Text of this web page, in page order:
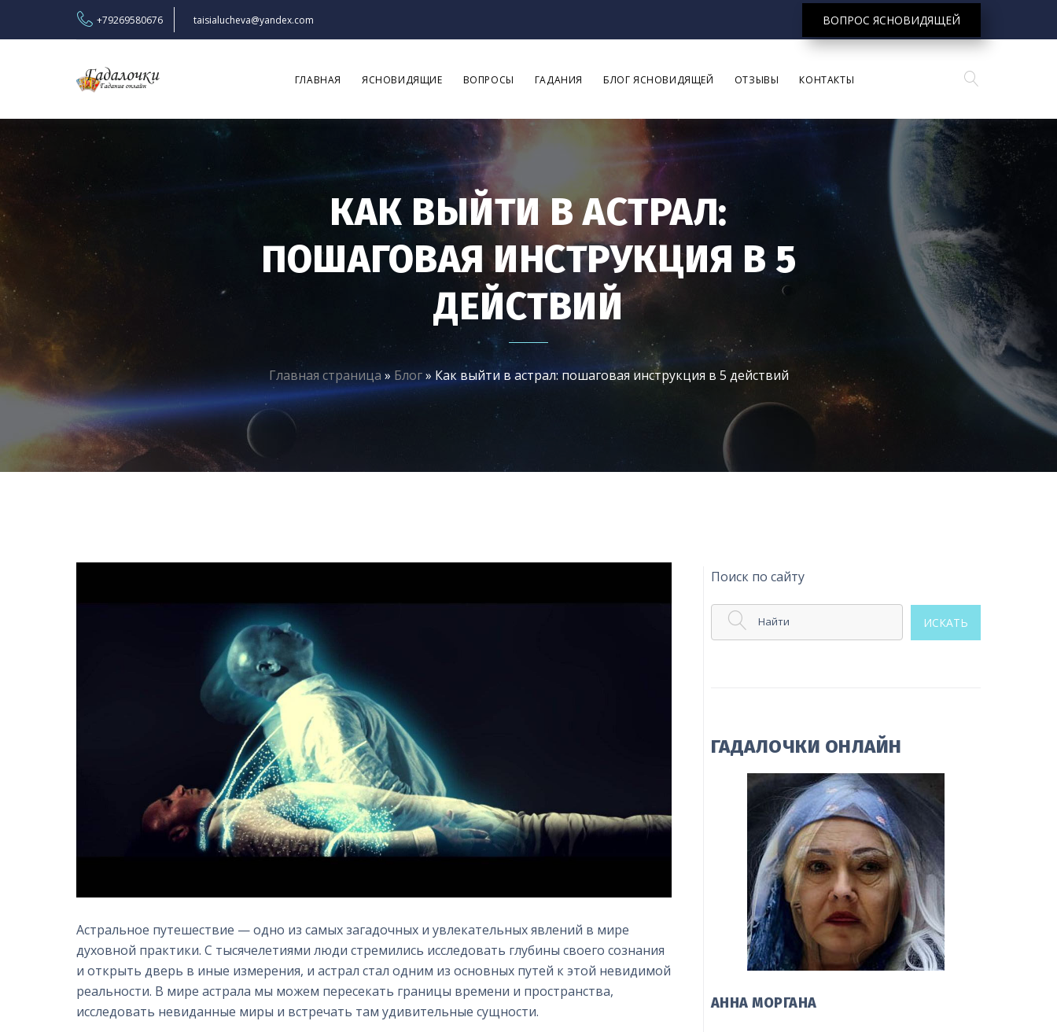
+79269580676 taisialucheva@yandex.com ВОПРОС ЯСНОВИДЯЩЕЙ
ГЛАВНАЯ ЯСНОВИДЯЩИЕ ВОПРОСЫ ГАДАНИЯ БЛОГ ЯСНОВИДЯЩЕЙ ОТЗЫВЫ КОНТАКТЫ
КАК ВЫЙТИ В АСТРАЛ:
ПОШАГОВАЯ ИНСТРУКЦИЯ В 5
ДЕЙСТВИЙ
Главная страница»Блог»Как выйти в астрал: пошаговая инструкция в 5 действий
Астральное путешествие — одно из самых загадочных и увлекательных явлений в мире
духовной практики. С тысячелетиями люди стремились исследовать глубины своего сознания
и открыть дверь в иные измерения, и астрал стал одним из основных путей к этой невидимой
реальности. В мире астрала мы можем пересекать границы времени и пространства,
исследовать невиданные миры и встречать там удивительные сущности.
Поиск по сайту
Найти ИСКАТЬ
ГАДАЛОЧКИ ОНЛАЙН
АННА МОРГАНА